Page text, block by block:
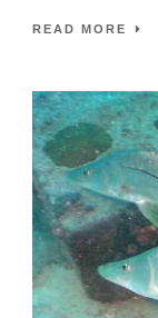
READ MORE